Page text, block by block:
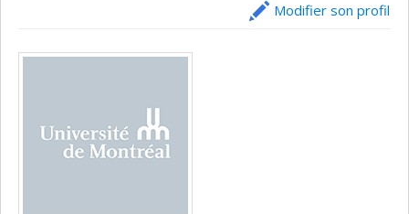
Modifier son profil